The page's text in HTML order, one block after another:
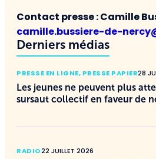
Contact presse : Camille
camille.bussiere-de-
Derniers médias
PRESSE EN LIGNE, PRESSE PAPIER28
Les jeunes ne peuvent plus
sursaut collectif en faveur de
RADIO22 JUILLET 2026